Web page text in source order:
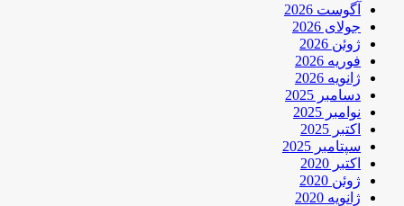
آگوست 2026
جولای 2026
ژوئن 2026
فوریه 2026
ژانویه 2026
دسامبر 2025
نوامبر 2025
اکتبر 2025
سپتامبر 2025
اکتبر 2020
ژوئن 2020
ژانویه 2020